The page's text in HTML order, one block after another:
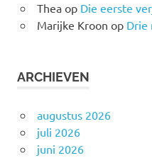
Theaop Die eerste
Marijke Kroon op Drie
ARCHIEVEN
augustus 2026
juli 2026
juni 2026